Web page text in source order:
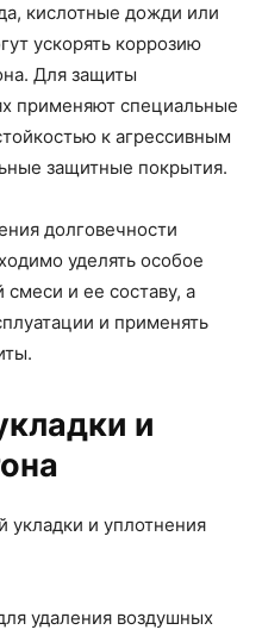
кислотные дожди или
ускорять коррозию
Для защиты
применяют специальные
к агрессивным
защитные покрытия.
долговечности
уделять особое
и ее составу, а
и применять
и
укладки и уплотнения
удаления воздушных